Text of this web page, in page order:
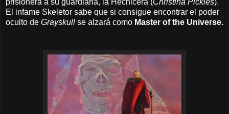
prisionera a su guardiana, la Hechicera (Christina Pickles).
El infame Skeletor sabe que si consigue encontrar el poder
oculto de Grayskull se alzará como Master of the Universe.